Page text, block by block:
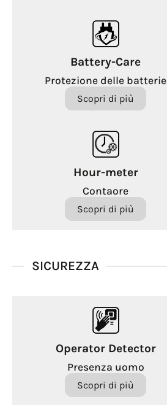
Battery-Care
Protezione delle batterie
Scopri di più
Hour-meter
Contaore
Scopri di più
SICUREZZA
Operator Detector
Presenza uomo
Scopri di più